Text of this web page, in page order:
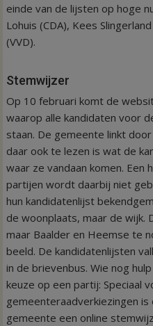
einde van de lijsten op hoge
Lohuis (CDA), Kees
(VVD).
Stemwijzer
Op 10 februari komt de
waarop alle kandidaten voor
staan. De gemeente linkt
daar ook te lezen is wat de
waar ze vandaan komen. Een
partijen wordt daarbij niet
hun kandidatenlijst
de woonplaats, maar de
maar Baalder en Heemse te
beeld. De kandidatenlijsten
in de brievenbus. Wie nog
keuze op een partij: Speciaal
gemeenteraadverkiezingen is
gemeente een online